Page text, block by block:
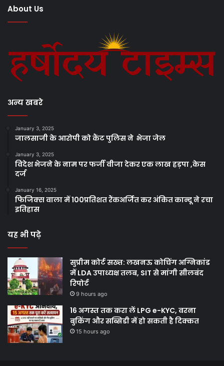
About Us
अन्य खबरे
January 3, 2025
जालसाजी के आरोपी को कैंट पुलिस ने भेजा जेल
January 3, 2025
विदेश भेजने के नाम पर फर्जी वीजा देकर एक लाख हड़पा ,केस
दर्ज
January 16, 2025
फिजिक्स वाला में 100प्रतिशत रैंकअर्जित कर अंकित कान्दू ने रचा
इतिहास
यह भी पढ़े
सुप्रीम कोर्ट सख्त: लखनऊ कोचिंग अग्निकांड
में LDA उपाध्यक्ष तलब, SIT से मांगी सीलबंद
रिपोर्ट
9 hours ago
16 अगस्त तक करा लें LPG e-KYC, वरना
बुकिंग और सब्सिडी में हो सकती है दिक्कत
15 hours ago